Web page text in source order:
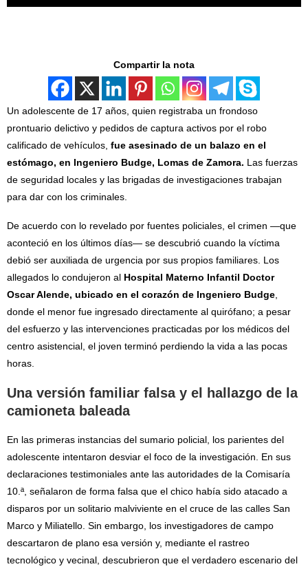
Compartir la nota
Un adolescente de 17 años, quien registraba un frondoso
prontuario delictivo y pedidos de captura activos por el robo
calificado de vehículos, fue asesinado de un balazo en el
estómago, en Ingeniero Budge, Lomas de Zamora. Las fuerzas
de seguridad locales y las brigadas de investigaciones trabajan
para dar con los criminales.
De acuerdo con lo revelado por fuentes policiales, el crimen —que
aconteció en los últimos días— se descubrió cuando la víctima
debió ser auxiliada de urgencia por sus propios familiares. Los
allegados lo condujeron al Hospital Materno Infantil Doctor
Oscar Alende, ubicado en el corazón de Ingeniero Budge,
donde el menor fue ingresado directamente al quirófano; a pesar
del esfuerzo y las intervenciones practicadas por los médicos del
centro asistencial, el joven terminó perdiendo la vida a las pocas
horas.
Una versión familiar falsa y el hallazgo de la
camioneta baleada
En las primeras instancias del sumario policial, los parientes del
adolescente intentaron desviar el foco de la investigación. En sus
declaraciones testimoniales ante las autoridades de la Comisaría
10.ª, señalaron de forma falsa que el chico había sido atacado a
disparos por un solitario malviviente en el cruce de las calles San
Marco y Miliatello. Sin embargo, los investigadores de campo
descartaron de plano esa versión y, mediante el rastreo
tecnológico y vecinal, descubrieron que el verdadero escenario del